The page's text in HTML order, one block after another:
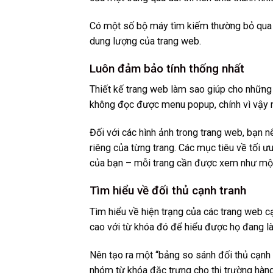
Có một số bộ máy tìm kiếm thường bỏ
dung lượng của trang web.
Luôn đảm bảo tính thống nhất
Thiết kế trang web làm sao giúp cho
không đọc được menu popup, chính vì
Đối với các hình ảnh trong trang web, bạn
riêng của từng trang. Các mục tiêu về tối
của bạn – mỗi trang cần được xem như
Tìm hiểu về đối thủ cạnh tranh
Tìm hiểu về hiện trạng của các trang web
cao với từ khóa đó để hiểu được họ đang
Nên tạo ra một “bảng so sánh đối thủ
nhóm từ khóa đặc trưng cho thị trường